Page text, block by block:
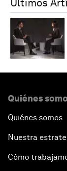
Últimos
Quiénes
Quiénes somos
Nuestra
Cómo